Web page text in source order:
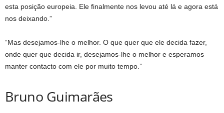
esta posição europeia. Ele finalmente nos levou até lá e agora está
nos deixando.”
“Mas desejamos-lhe o melhor. O que quer que ele decida fazer,
onde quer que decida ir, desejamos-lhe o melhor e esperamos
manter contacto com ele por muito tempo.”
Bruno Guimarães